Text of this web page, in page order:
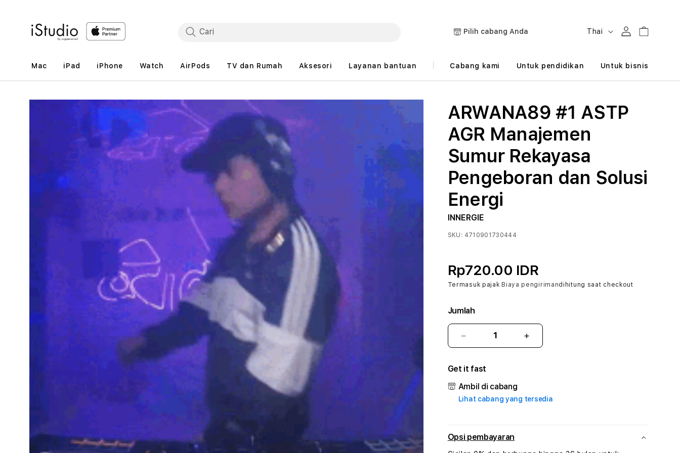
Pilih cabang Anda
B
h
a
Thai MasukKeranjang
Mac iPad iPhone Watch AirPods TV dan Rumah Aksesori Layanan bantuan Cabang kami Untuk pendidikan Untuk bisnis
Lewati
produk
ARWANA89 #1 ASTP
AGR Manajemen
Sumur Rekayasa
Pengeboran dan Solusi
Energi
INNERGIE
SKU: 4710901730444
Rp720.00 IDR
Termasuk pajak Biaya pengirimandihitung saat checkout
Jumlah
Kurangi
jumlah
ARWANA89
#1
ASTP
AGR
Rekayasa
Tambah
jumlah
ASTP
AGR
Get it fast
Ambil di cabang
Lihat cabang yang tersedia
Opsi pembayaran